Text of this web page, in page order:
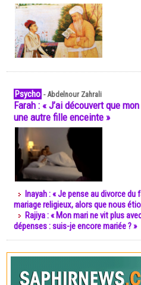
Psycho -Abdelnour Zahrali
Farah : « J’ai découvert que
une autre fille enceinte »
Inayah : « Je pense au divorce
mariage religieux, alors que nous
Rajiya : « Mon mari ne vit plus
dépenses : suis-je encore mariée ? »